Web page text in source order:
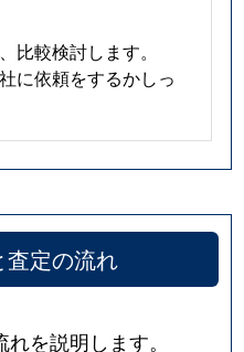
比較検討します。
に依頼をするかしっ
定の流れ
を説明します。